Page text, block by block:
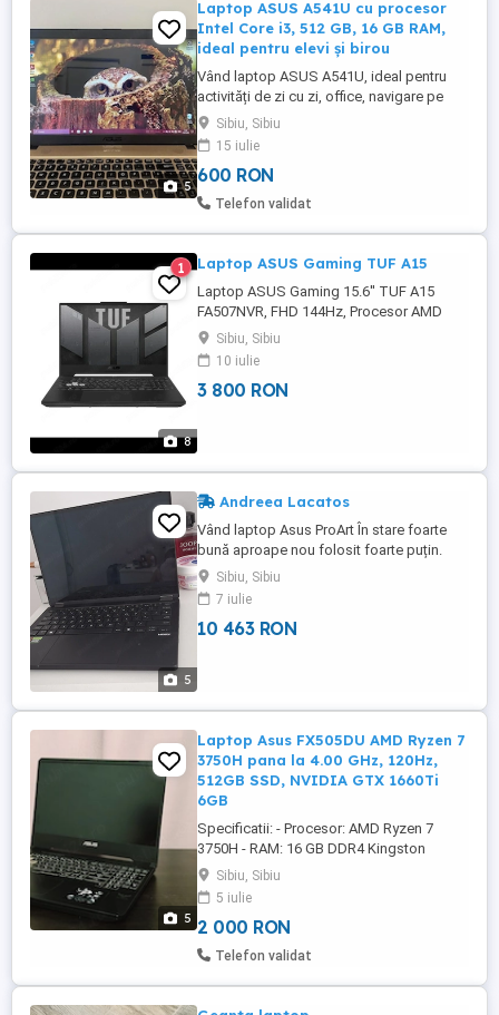
5
Laptop ASUS A541U cu procesor
Intel Core i3, 512 GB, 16 GB RAM,
ideal pentru elevi și birou
Vând laptop ASUS A541U, ideal pentru
activități de zi cu zi, office, navigare pe
internet, filme și utilizare obișnuită.
Funcționează bine și este pregătit pentru
utilizare. Specificații: - Procesor Intel Core
i3-6006U (2.00 GHz) - Memorie RAM
Kingston 16 GB DDR4 (frecvență 3200
Sibiu, Sibiu
15 iulie
600 RON
Telefon validat
8
1 Laptop ASUS Gaming TUF A15
Laptop ASUS Gaming 15.6'' TUF A15
FA507NVR, FHD 144Hz, Procesor AMD
Ryzen 7 7435HS (16M Cache, up to 4.5
GHz), 16GB DDR5, 512GB SSD, GeForce
RTX 4060 8GB, No OS, Mecha Gray , are un
an.
Sibiu, Sibiu
10 iulie
3 800 RON
5
Andreea Lacatos
Vând laptop Asus ProArt În stare foarte
bună aproape nou folosit foarte puțin.
2000 eu l am cumpărat cu 2800
Sibiu, Sibiu
7 iulie
10 463 RON
5
Laptop Asus FX505DU AMD Ryzen 7
3750H pana la 4.00 GHz, 120Hz,
512GB SSD, NVIDIA GTX 1660Ti
6GB
Specificatii: - Procesor: AMD Ryzen 7
3750H - RAM: 16 GB DDR4 Kingston
HyperX Impact (upgrade făcut de mine) -
Placă Video: NVIDIA GTX 1660ti 6GB DDR6
- Stocare: SSD 512GB SSD - Ecran: 120Hz
IPS Schimbat pastele termice utilizand: -
Thermal Grizzly Putty Pro pentru Cipuri -
Sibiu, Sibiu
5 iulie
2 000 RON
Telefon validat